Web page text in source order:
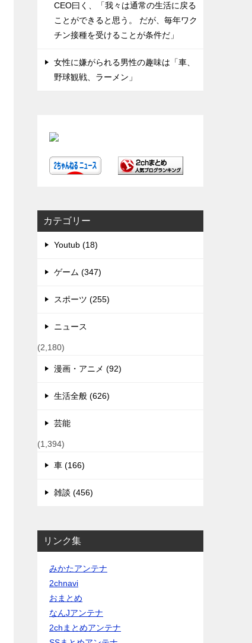
CEO曰く、「我々は通常の生活に戻る
ことができると思う。 だが、毎年ワク
チン接種を受けることが条件だ」
女性に嫌がられる男性の趣味は「車、
野球観戦、ラーメン」
カテゴリー
Youtub (18)
ゲーム (347)
スポーツ (255)
ニュース
(2,180)
漫画・アニメ (92)
生活全般 (626)
芸能
(1,394)
車 (166)
雑談 (456)
リンク集
みかたアンテナ
2chnavi
おまとめ
なんJアンテナ
2chまとめアンテナ